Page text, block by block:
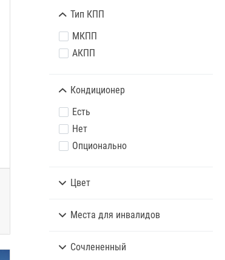
Тип КПП
МКПП
АКПП
Кондиционер
Есть
Нет
Опционально
Цвет
Места для инвалидов
Сочлененный